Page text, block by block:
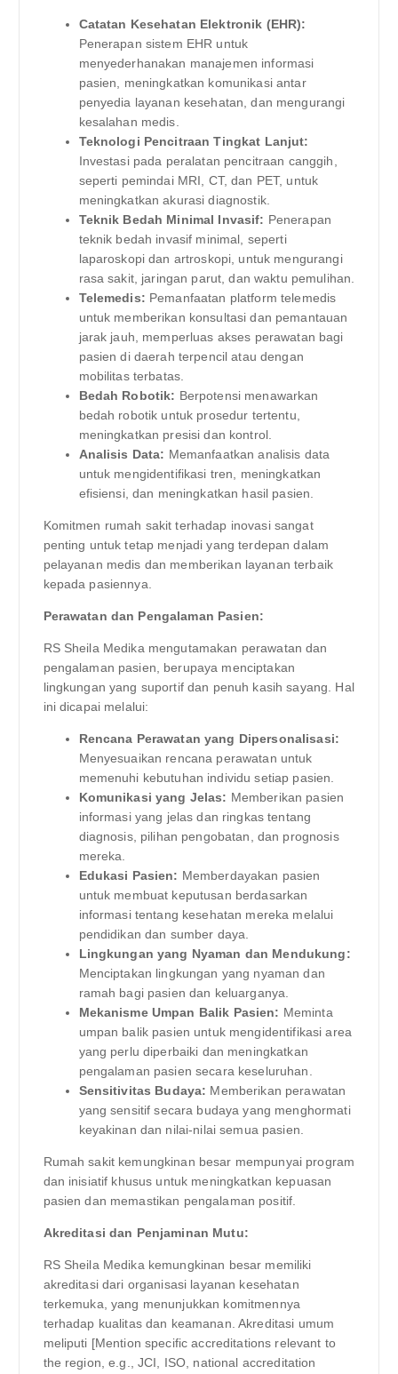
Catatan Kesehatan Elektronik (EHR):
Penerapan sistem EHR untuk
menyederhanakan manajemen informasi
pasien, meningkatkan komunikasi antar
penyedia layanan kesehatan, dan mengurangi
kesalahan medis.
Teknologi Pencitraan Tingkat Lanjut:
Investasi pada peralatan pencitraan canggih,
seperti pemindai MRI, CT, dan PET, untuk
meningkatkan akurasi diagnostik.
Teknik Bedah Minimal Invasif: Penerapan
teknik bedah invasif minimal, seperti
laparoskopi dan artroskopi, untuk mengurangi
rasa sakit, jaringan parut, dan waktu pemulihan.
Telemedis: Pemanfaatan platform telemedis
untuk memberikan konsultasi dan pemantauan
jarak jauh, memperluas akses perawatan bagi
pasien di daerah terpencil atau dengan
mobilitas terbatas.
Bedah Robotik: Berpotensi menawarkan
bedah robotik untuk prosedur tertentu,
meningkatkan presisi dan kontrol.
Analisis Data: Memanfaatkan analisis data
untuk mengidentifikasi tren, meningkatkan
efisiensi, dan meningkatkan hasil pasien.
Komitmen rumah sakit terhadap inovasi sangat
penting untuk tetap menjadi yang terdepan dalam
pelayanan medis dan memberikan layanan terbaik
kepada pasiennya.
Perawatan dan Pengalaman Pasien:
RS Sheila Medika mengutamakan perawatan dan
pengalaman pasien, berupaya menciptakan
lingkungan yang suportif dan penuh kasih sayang. Hal
ini dicapai melalui:
Rencana Perawatan yang Dipersonalisasi:
Menyesuaikan rencana perawatan untuk
memenuhi kebutuhan individu setiap pasien.
Komunikasi yang Jelas: Memberikan pasien
informasi yang jelas dan ringkas tentang
diagnosis, pilihan pengobatan, dan prognosis
mereka.
Edukasi Pasien: Memberdayakan pasien
untuk membuat keputusan berdasarkan
informasi tentang kesehatan mereka melalui
pendidikan dan sumber daya.
Lingkungan yang Nyaman dan Mendukung:
Menciptakan lingkungan yang nyaman dan
ramah bagi pasien dan keluarganya.
Mekanisme Umpan Balik Pasien: Meminta
umpan balik pasien untuk mengidentifikasi area
yang perlu diperbaiki dan meningkatkan
pengalaman pasien secara keseluruhan.
Sensitivitas Budaya: Memberikan perawatan
yang sensitif secara budaya yang menghormati
keyakinan dan nilai-nilai semua pasien.
Rumah sakit kemungkinan besar mempunyai program
dan inisiatif khusus untuk meningkatkan kepuasan
pasien dan memastikan pengalaman positif.
Akreditasi dan Penjaminan Mutu:
RS Sheila Medika kemungkinan besar memiliki
akreditasi dari organisasi layanan kesehatan
terkemuka, yang menunjukkan komitmennya
terhadap kualitas dan keamanan. Akreditasi umum
meliputi [Mention specific accreditations relevant to
the region, e.g., JCI, ISO, national accreditation